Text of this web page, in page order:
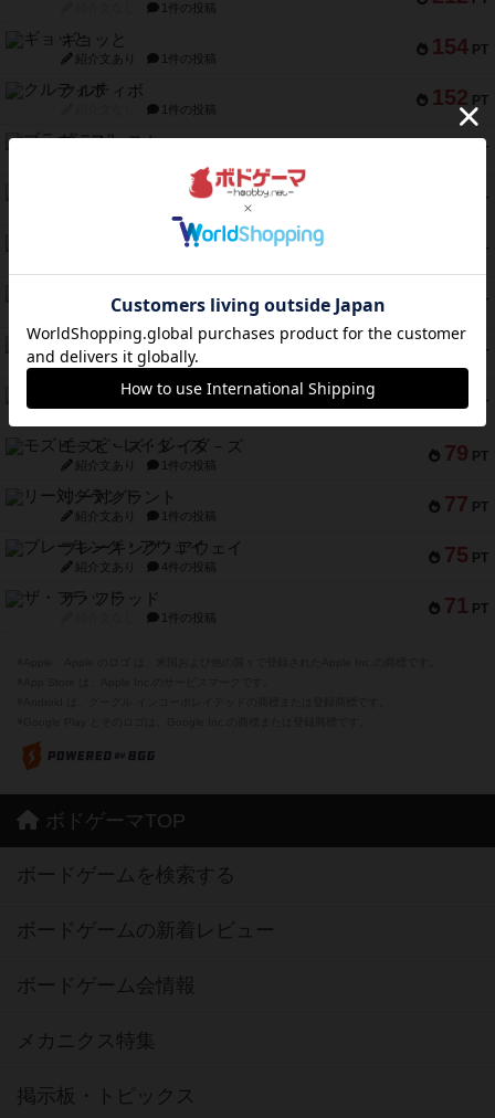
1件の投稿
154 PT
ギョッと
紹介文あり 1件の投稿
152 PT
クルティボ
1件の投稿
PT
ブラヴェスト
PT
ドブル：ポケットモンスター
PT
ジャンヌ・ダルク-オルレアン ドロー＆ライト
PT
ファースト・イン・フライト
紹介文あり 3件の投稿
PT
ダイススローン
紹介文なし 1件の投稿
80 PT
ガルフストライク
79 PT
モズビ－ズ・レイダ－ズ
紹介文あり 1件の投稿
77 PT
リー対グラント
紹介文あり 1件の投稿
75 PT
ブレーキング・アウェイ
紹介文あり 4件の投稿
71 PT
ザ・フラッド
1件の投稿
ボドゲーマTOP
ボードゲームを検索する
ボードゲームの新着レビュー
ボードゲーム会情報
メカニクス特集
掲示板・トピックス